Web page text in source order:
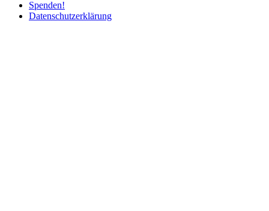
Spenden!
Daten­schutz­er­klärung